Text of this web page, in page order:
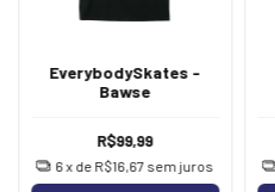
EverybodySkates -
Bawse
R$99,99
6x de R$16,67 sem juros